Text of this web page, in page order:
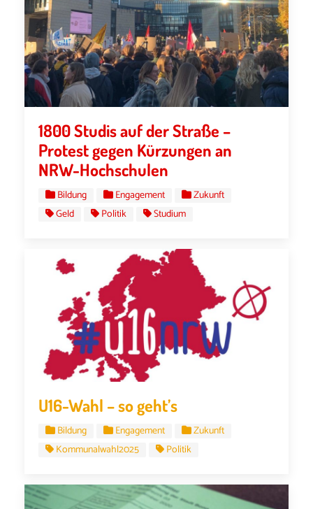
1800 Studis auf der Straße –
Protest gegen Kürzungen an
NRW-Hochschulen
Bildung Engagement
Zukunft
Geld
Politik Studium
U16-Wahl – so geht’s
Bildung Engagement
Zukunft
Kommunalwahl2025
Politik